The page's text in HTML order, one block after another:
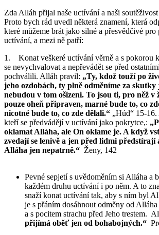
Zda Alláh přijal naše uctívání a naši
Proto bych rád uvedl některá znamení, která
které můžeme brát jako silné a přesvědčivé pro
uctívání, a mezi ně patří:
1. Konat veškeré uctívání věrně a s pokorou
se nevychvalovat a nepřevádět se před
pochválili. Alláh pravil: „Ty, kdož touží po
jeho ozdobách, ty plně odměníme za skutky
nebudou v tom ošizeni. To jsou ti, pro něž v
pouze oheň připraven, marné bude to, co
nicotné bude to, co zde dělali.“ „Húd“ 15-
kteří se předvádějí v uctívání jako pokrytce,:
oklamat Alláha, ale On oklame je. A když
zvedají se lenivě a jen před lidmi předstírají
Alláha jen nepatrně.“ Ženy, 142
Pevné sepjetí s uvědoměním si Alláha a
každém druhu uctívání i po něm. A to
snaží konat uctívání tak, aby s ním byl
je s přáním dosáhnout odměny od
a s pocitem strachu před Jeho trestem.
přijímá oběť jen od bohabojných.“